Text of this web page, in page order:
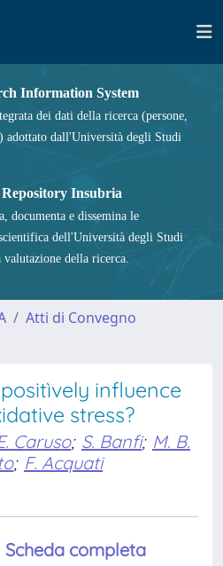
Information System
dei dati della ricerca (persone,
dall'Università degli Studi
Insubria
documenta e dissemina le
dell'Università degli Studi
della ricerca.
Atti di Convegno
influence
stress?
Caruso; S. Banfi; M. B.
; F. Acquati
Scheda completa